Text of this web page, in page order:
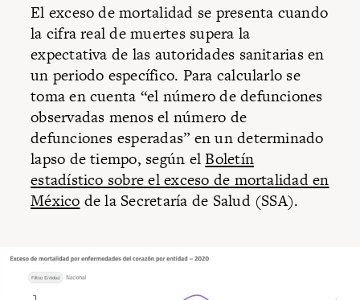
El exceso de mortalidad se presenta cuando
la cifra real de muertes supera la
expectativa de las autoridades sanitarias en
un periodo específico. Para calcularlo se
toma en cuenta “el número de defunciones
observadas menos el número de
defunciones esperadas” en un determinado
lapso de tiempo, según elBoletín
estadístico sobre el exceso de mortalidad en
México de la Secretaría de Salud (SSA).